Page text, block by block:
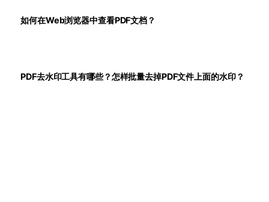
如何在Web浏览器中查看PDF文档？
PDF去水印工具有哪些？怎样批量去掉PDF文件上面的水印？